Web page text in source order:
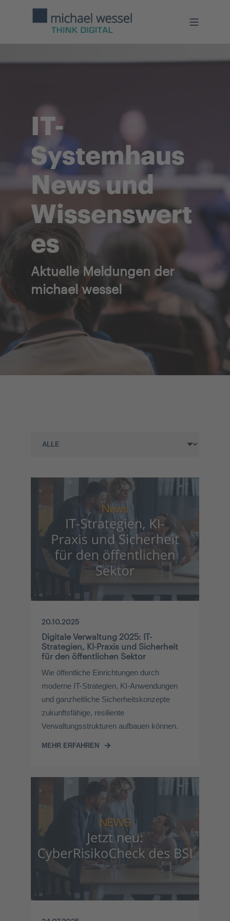
IT-
Systemhaus
News und
Wissenswert
es
Aktuelle Meldungen der
michael wessel
20.10.2025
Digitale Verwaltung 2025: IT-
Strategien, KI-Praxis und Sicherheit
für den öffentlichen Sektor
Wie öffentliche Einrichtungen durch
moderne IT-Strategien, KI-Anwendungen
und ganzheitliche Sicherheitskonzepte
zukunftsfähige, resiliente
Verwaltungsstrukturen aufbauen können.
MEHR ERFAHREN